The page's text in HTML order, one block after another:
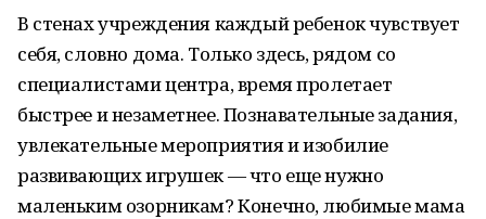
В стенах учреждения каждый ребенок чувствует
себя, словно дома. Только здесь, рядом со
специалистами центра, время пролетает
быстрее и незаметнее. Познавательные задания,
увлекательные мероприятия и изобилие
развивающих игрушек — что еще нужно
маленьким озорникам? Конечно, любимые мама